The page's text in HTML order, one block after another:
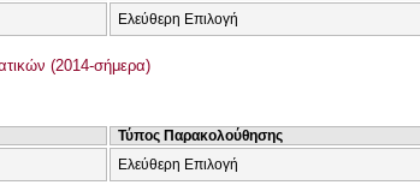
Ελεύθερη Επιλογή
(2014-σήμερα)
Τύπος Παρακολούθησης
Ελεύθερη Επιλογή